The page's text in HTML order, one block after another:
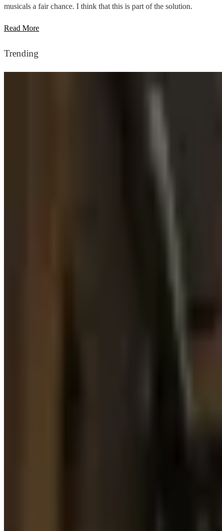
musicals a fair chance. I think that this is part of the solution.
Read More
Trending